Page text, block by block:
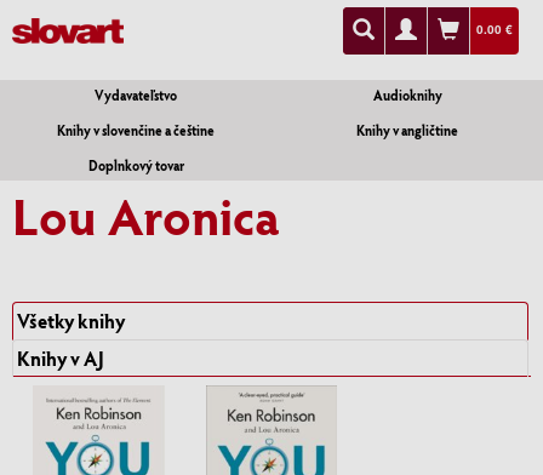
0.00 €
Vydavateľstvo
Audioknihy
Knihy v slovenčine a češtine
Knihy v angličtine
Doplnkový tovar
Lou Aronica
Všetky knihy
Knihy v AJ